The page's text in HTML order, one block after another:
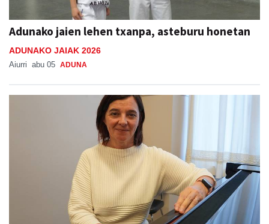
Adunako jaien lehen txanpa, asteburu honetan
ADUNAKO JAIAK 2026
Aiurri abu 05 ADUNA